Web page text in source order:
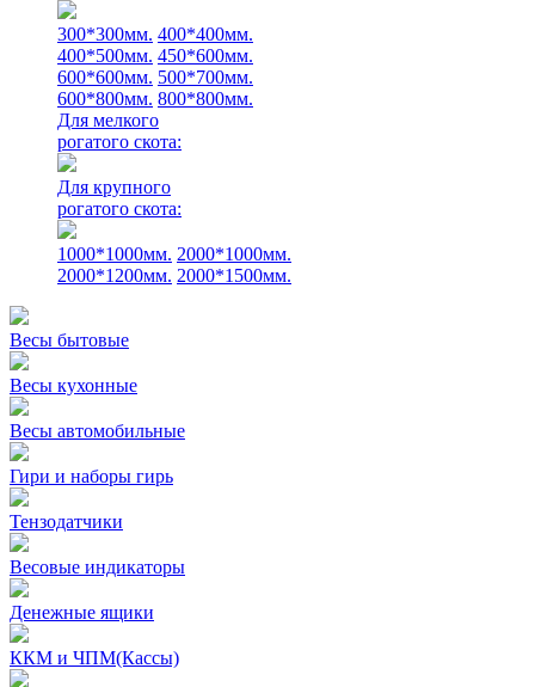
300*300мм. 400*400мм.
400*500мм. 450*600мм.
600*600мм. 500*700мм.
600*800мм. 800*800мм.
Для мелкого
рогатого скота:
Для крупного
рогатого скота:
1000*1000мм. 2000*1000мм.
2000*1200мм. 2000*1500мм.
Весы бытовые
Весы кухонные
Весы автомобильные
Гири и наборы гирь
Тензодатчики
Весовые индикаторы
Денежные ящики
ККМ и ЧПМ(Кассы)